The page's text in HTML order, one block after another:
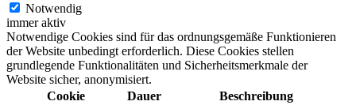
Notwendig
immer aktiv
Notwendige Cookies sind für das ordnungsgemäße Funktionieren
der Website unbedingt erforderlich. Diese Cookies stellen
grundlegende Funktionalitäten und Sicherheitsmerkmale der
Website sicher, anonymisiert.
Cookie
Dauer Beschreibung